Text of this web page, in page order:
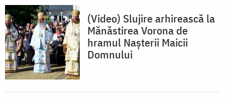
(Video) Slujire arhirească la
Mănăstirea Vorona de
hramul Nașterii Maicii
Domnului